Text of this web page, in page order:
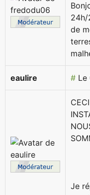
24h/
de
eaulire # Le
Je